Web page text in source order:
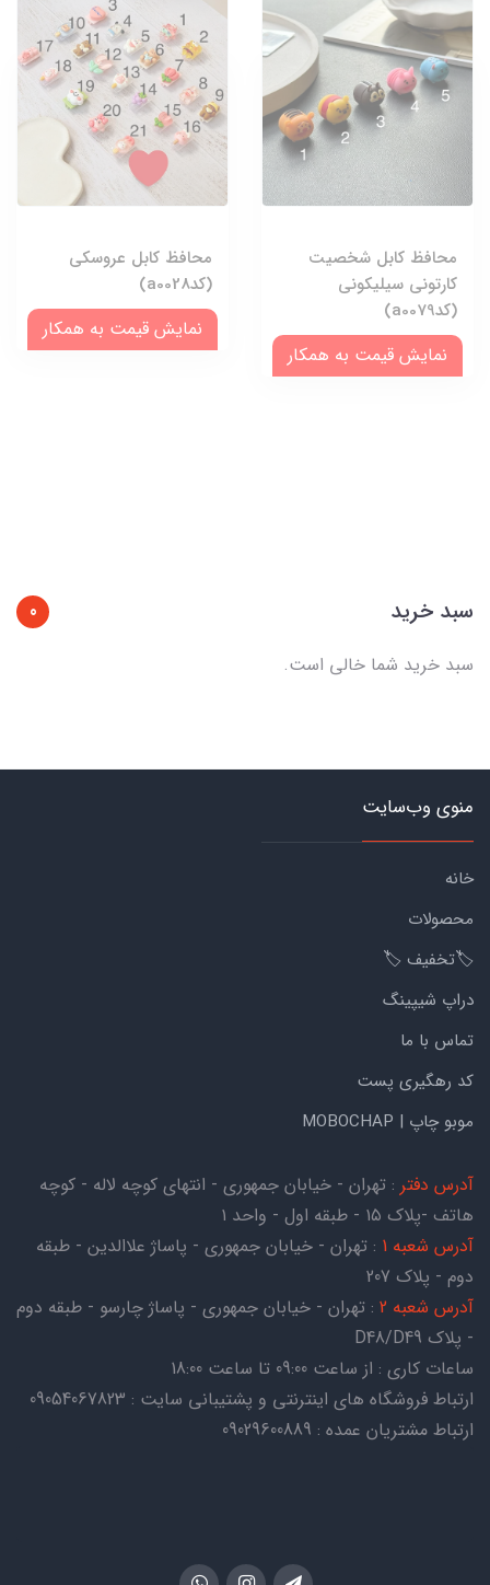
محافظ کابل شخصیت
کارتونی سیلیکونی
(کدa0079)
نمایش قیمت به همکار
محافظ کابل عروسکی
(کدa0028)
نمایش قیمت به همکار
سبد خرید
0
سبد خرید شما خالی است.
منوی وب‌سایت
خانه
محصولات
🏷️تخفیف 🏷️
دراپ شیپینگ
تماس با ما
کد رهگیری پست
موبو چاپ | MOBOCHAP
آدرس دفتر : تهران - خیابان جمهوری - انتهای کوچه لاله - کوچه
هاتف -پلاک ۱۵ - طبقه اول - واحد ۱
آدرس شعبه 1
: تهران - خیابان جمهوری - پاساژ علاالدین - طبقه
دوم - پلاک 207
آدرس شعبه 2
: تهران - خیابان جمهوری - پاساژ چارسو - طبقه دوم
- پلاک D48/D49
ساعات کاری : از ساعت 09:00 تا ساعت 18:00
ارتباط فروشگاه های اینترنتی و پشتیبانی سایت : 09054067823
ارتباط مشتریان عمده : 09029600889